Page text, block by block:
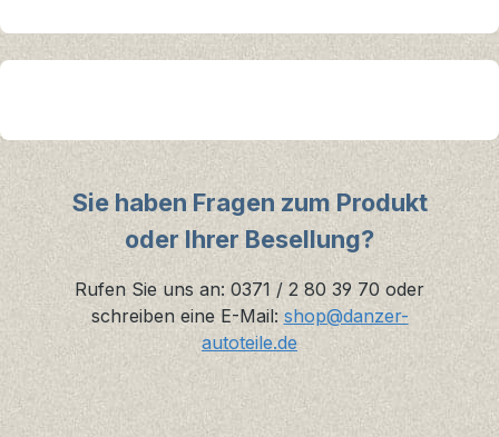
Sie haben Fragen zum Produkt
oder Ihrer Besellung?
Rufen Sie uns an: 0371 / 2 80 39 70 oder
schreiben eine E-Mail: shop@danzer-
autoteile.de